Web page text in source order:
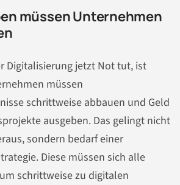
müssen Unternehmen
Digitalisierung jetzt Not tut, ist
müssen
schrittweise abbauen und Geld
ausgeben. Das gelingt nicht
sondern bedarf einer
Diese müssen sich alle
schrittweise zu digitalen